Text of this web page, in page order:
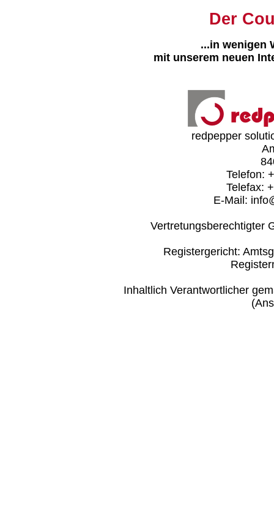
Der
...in wenigen
mit unserem neuen
redpepper
Telefon:
Telefax:
E-Mail:
Vertretungsberechtigter
Registergericht:
Inhaltlich Verantwortlicher